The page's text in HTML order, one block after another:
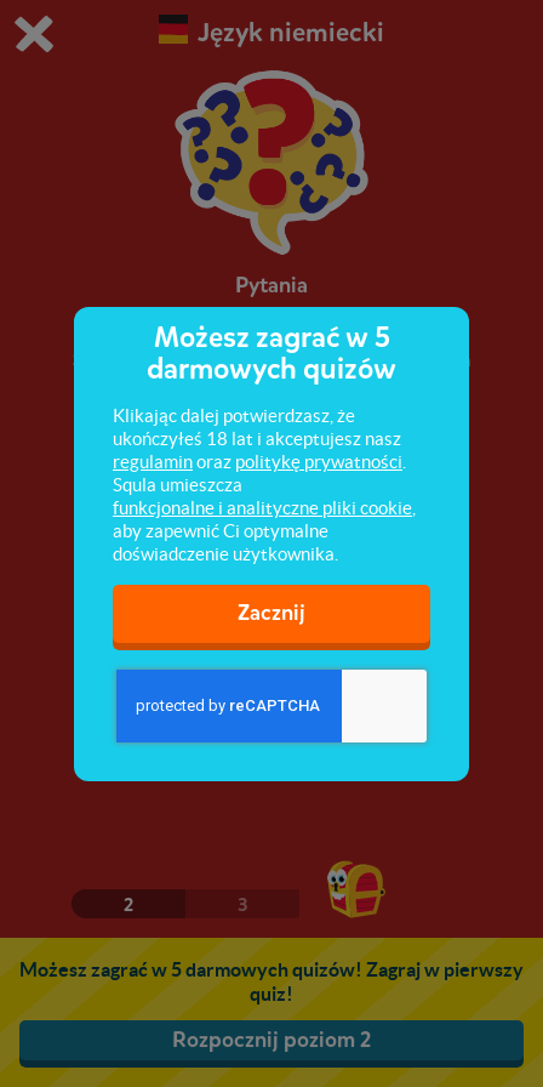
Grasz w wersję demonstracyjną Squli
Kup teraz!
0 1
Język niemiecki
Pytania
Szyk wyrazów w zdaniu pytającym. Poprawna
budowa pytania.
2 3
Możesz zagrać w 5 darmowych quizów! Zagraj w pierwszy
quiz!
Rozpocznij poziom 2
Możesz zagrać w 5
darmowych quizów
Klikając dalej potwierdzasz, że
ukończyłeś 18 lat i akceptujesz nasz
regulaminoraz politykę prywatności
Squla umieszcza
funkcjonalne i analityczne pliki cookie
aby zapewnić Ci optymalne
doświadczenie użytkownika.
Zacznij